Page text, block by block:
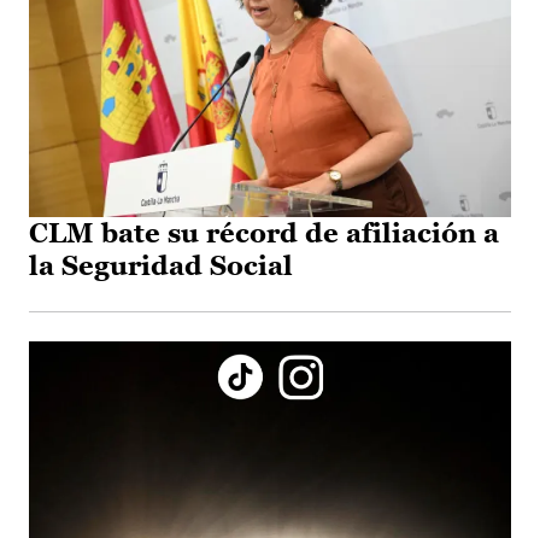
CLM bate su récord de afiliación a
la Seguridad Social